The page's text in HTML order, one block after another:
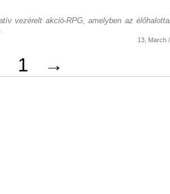
vezérelt akció-RPG, amelyben az
13, March /
1 →